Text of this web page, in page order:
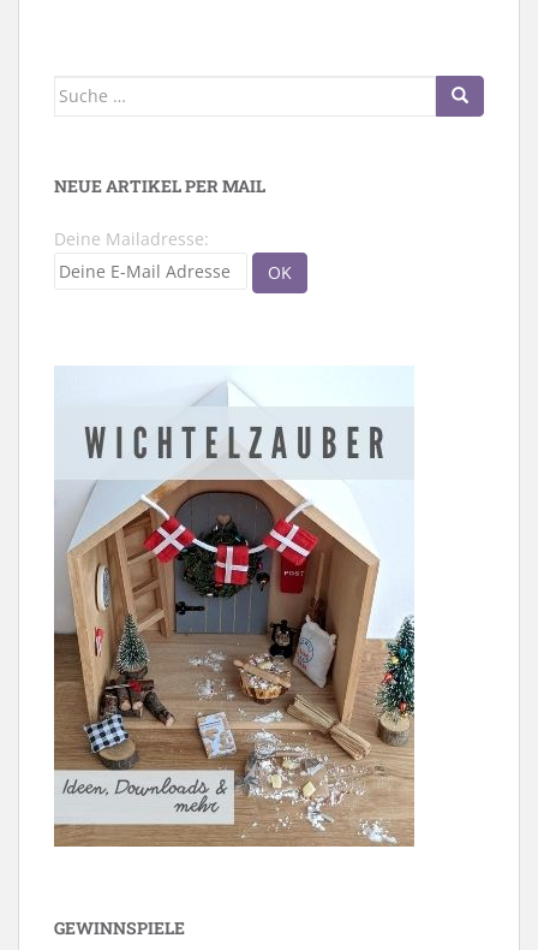
Suche
NEUE ARTIKEL PER MAIL
Deine Mailadresse:
GEWINNSPIELE